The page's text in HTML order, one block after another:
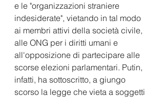
e le "organizzazioni straniere
indesiderate", vietando in tal modo
ai membri attivi della società civile,
alle ONG per i diritti umani e
all'opposizione di partecipare alle
scorse elezioni parlamentari. Putin,
infatti, ha sottoscritto, a giungo
scorso la legge che vieta a soggetti